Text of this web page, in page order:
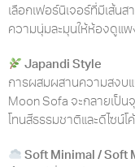
เลือกเฟอร์นิเจอร์ที่มีเส้น
ความนุ่มละมุนให้ห้องดูแ
Japandi Style
การผสมผสานความสงบ
Moon Sofa จะกลายเป็
โทนสีธรรมชาติและดีไซน์
Soft Minimal / Soft